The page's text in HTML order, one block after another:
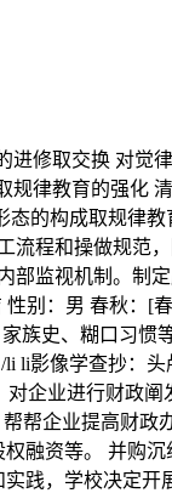
取交换 对觉
律教育的强化
的构成取规律
程和操做规范
监视机制。
别：男 春秋：
史、糊口习
影像学查抄：
企业进行财政
帮企业提高财
融资等。 并购
践，学校决定